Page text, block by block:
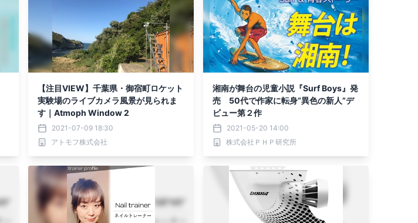
【注目VIEW】千葉県・御宿町ロケット
実験場のライブカメラ風景が見られま
す｜Atmoph Window 2
2021-07-09 18:30
アトモフ株式会社
湘南が舞台の児童小説『Surf Boys』発
売 50代で作家に転身“異色の新人”デ
ビュー第２作
2021-05-20 14:00
株式会社ＰＨＰ研究所